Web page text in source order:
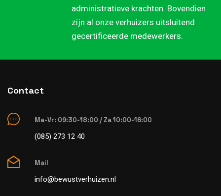
administratieve krachten. Bovendien
zijn al onze verhuizers uitsluitend
gecertificeerde medewerkers.
Contact
Ma-Vr: 09:30-18:00 / Za 10:00-16:00
(085) 273 12 40
Mail
info@bewustverhuizen.nl